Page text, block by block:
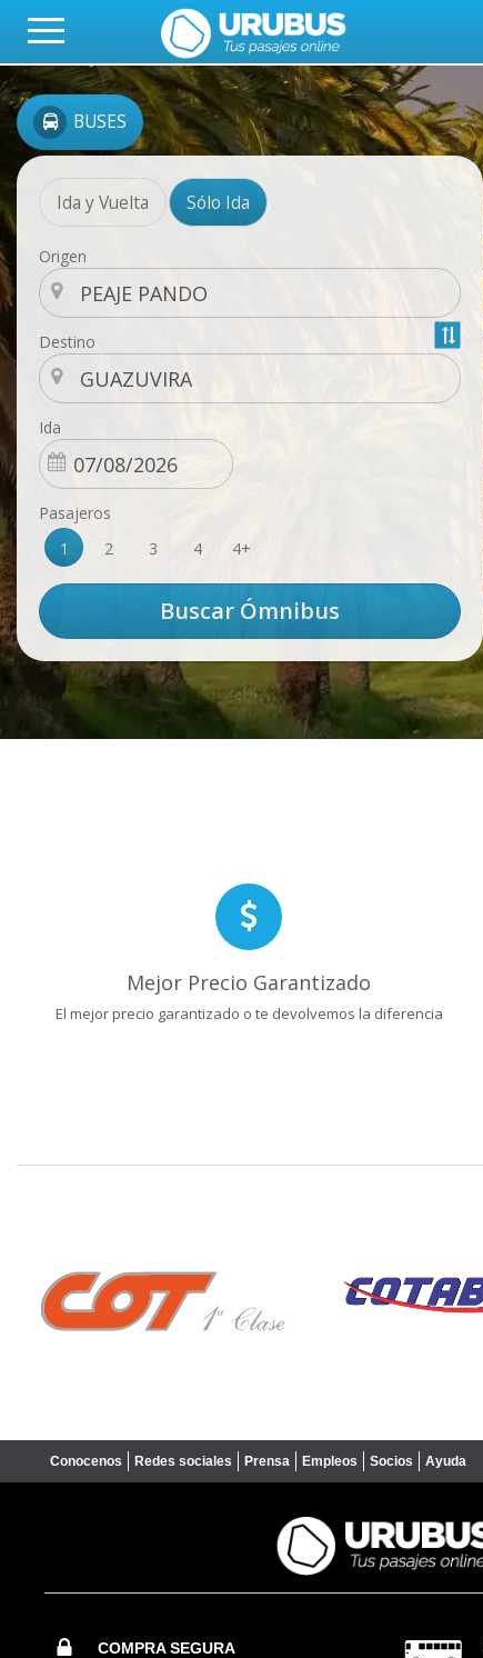
BUSES
Ida y Vuelta Sólo Ida
Origen
Destino
Ida
Pasajeros
1
2 3 4 4+
Mejor Precio Garantizado
El mejor precio garantizado o te devolvemos la diferencia
Conocenos Redes sociales Prensa Empleos Socios Ayuda
COMPRA SEGURA